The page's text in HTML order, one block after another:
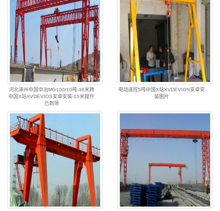
河北涿州中国中冶MG100/10吨-36米跨
中国X站XVDEVIOS安卓安装-15米提升
已到场
电动遥控5吨中国X站XVDEVIOS安卓安
装图片